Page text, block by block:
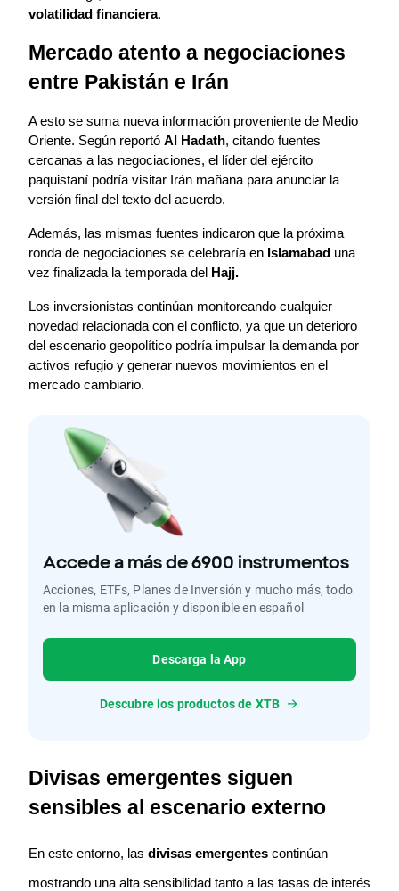
volatilidad financiera.
Mercado atento a negociaciones
entre Pakistán e Irán
A esto se suma nueva información proveniente de Medio
Oriente. Según reportó Al Hadath, citando fuentes
cercanas a las negociaciones, el líder del ejército
paquistaní podría visitar Irán mañana para anunciar la
versión final del texto del acuerdo.
Además, las mismas fuentes indicaron que la próxima
ronda de negociaciones se celebraría en Islamabad una
vez finalizada la temporada del Hajj.
Los inversionistas continúan monitoreando cualquier
novedad relacionada con el conflicto, ya que un deterioro
del escenario geopolítico podría impulsar la demanda por
activos refugio y generar nuevos movimientos en el
mercado cambiario.
Accede a más de 6900 instrumentos
Acciones, ETFs, Planes de Inversión y mucho más, todo
en la misma aplicación y disponible en español
Descarga la App
Descubre los productos de XTB
Divisas emergentes siguen
sensibles al escenario externo
En este entorno, las divisas emergentes continúan
mostrando una alta sensibilidad tanto a las tasas de interés